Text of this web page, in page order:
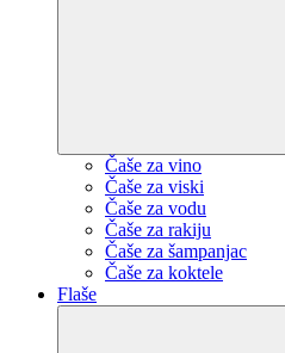
Čaše za vino
Čaše za viski
Čaše za vodu
Čaše za rakiju
Čaše za šampanjac
Čaše za koktele
Flaše